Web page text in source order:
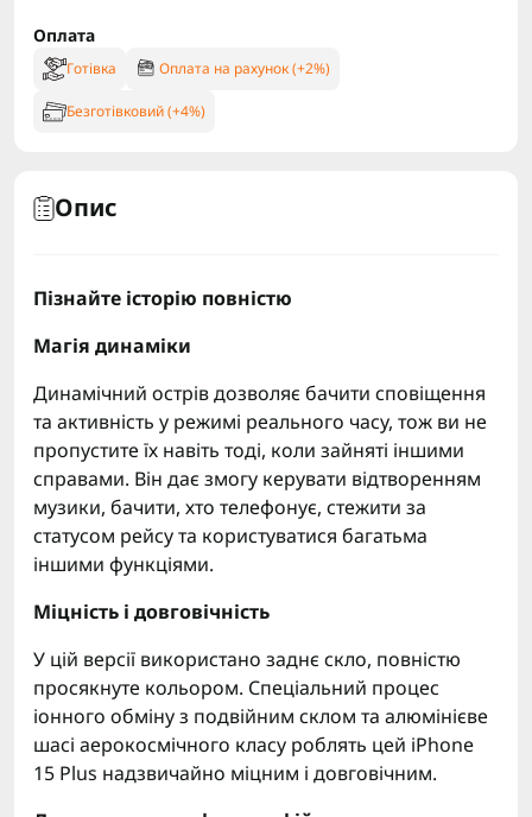
Оплата
Готівка Оплата на рахунок (+2%)
Безготівковий (+4%)
Опис
Пізнайте історію повністю
Магія динаміки
Динамічний острів дозволяє бачити сповіщення
та активність у режимі реального часу, тож ви не
пропустите їх навіть тоді, коли зайняті іншими
справами. Він дає змогу керувати відтворенням
музики, бачити, хто телефонує, стежити за
статусом рейсу та користуватися багатьма
іншими функціями.
Міцність і довговічність
У цій версії використано заднє скло, повністю
просякнуте кольором. Спеціальний процес
іонного обміну з подвійним склом та алюмінієве
шасі аерокосмічного класу роблять цей iPhone
15 Plus надзвичайно міцним і довговічним.